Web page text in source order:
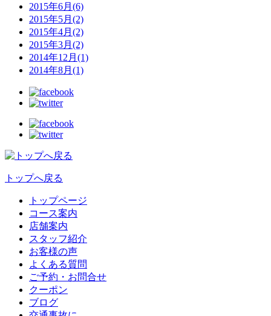
2015年6月(6)
2015年5月(2)
2015年4月(2)
2015年3月(2)
2014年12月(1)
2014年8月(1)
トップへ戻る
トップページ
コース案内
店舗案内
スタッフ紹介
お客様の声
よくある質問
ご予約・お問合せ
クーポン
ブログ